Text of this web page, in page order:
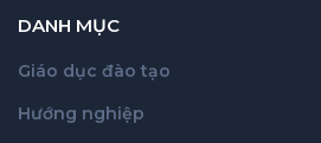
DANH MỤC
Giáo dục đào tạo
Hướng nghiệp